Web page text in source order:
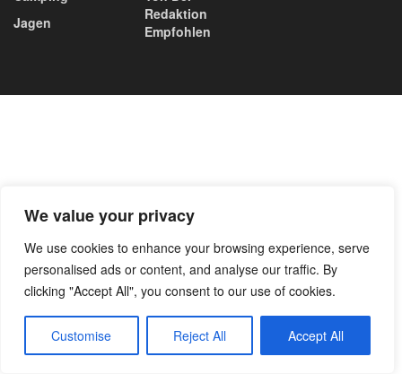
We value your privacy
We use cookies to enhance your browsing experience, serve
personalised ads or content, and analyse our traffic. By
clicking "Accept All", you consent to our use of cookies.
Customise Reject All Accept All
Jagen
Redaktion
Empfohlen